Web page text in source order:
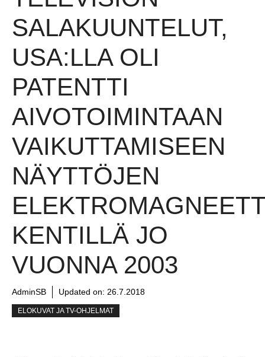
SALAKUUNTELUT,
USA:LLA OLI
PATENTTI
AIVOTOIMINTAAN
VAIKUTTAMISEEN
NÄYTTÖJEN
KENTILLÄ JO
VUONNA 2003
AdminSB Updated on: 26.7.2018
ELOKUVAT JA TV-OHJELMAT